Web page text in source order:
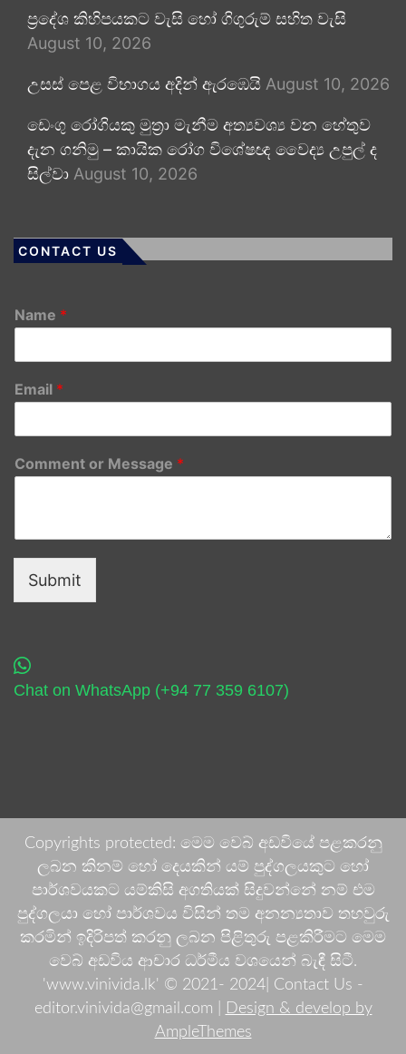
ප්‍රදේශ කිහිපයකට වැසි හෝ ගිගුරුම් සහිත වැසි
August 10, 2026
උසස් පෙළ විභාගය අදින් ඇරඹෙයි August 10, 2026
ඩෙංගු රෝගියකු ⁣මුත්‍රා මැනීම අත්‍යවශ්‍ය වන හේතුව
දැන ගනිමු – කායික රෝග විශේෂඥ වෛද්‍ය උපුල් ද
සිල්වා August 10, 2026
CONTACT US
Name *
Email *
Comment or Message *
Submit
Chat on WhatsApp (+94 77 359 6107)
Copyrights protected: මෙම වෙබ් අඩවියේ පළකරනු
ලබන කිනම් හෝ දෙයකින් යම් පුද්ගලයකුට හෝ
පාර්ශවයකට යම්කිසි අගතියක් සිදුවන්නේ නම් එම
පුද්ගලයා හෝ පාර්ශවය විසින් තම අනන්‍යතාව තහවුරු
කරමින් ඉදිරිපත් කරනු ලබන පිළිතුරු පළකිරීමට මෙම
වෙබ් අඩවිය ආචාර ධර්මීය වශයෙන් බැඳී සිටී.
'www.vinivida.lk' © 2021- 2024| Contact Us -
editor.vinivida@gmail.com |
Design & develop by
AmpleThemes